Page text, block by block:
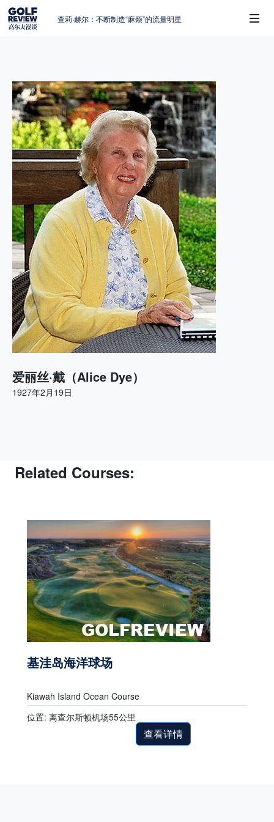
查莉·赫尔：不断制造“麻烦”的流量明星
AIG英国女子公开赛，一场大满贯的50年
蜕变
避暑北海道：原始森林中挥杆，美食与清
风作伴
爱丽丝·戴（Alice Dye）
1927年2月19日
Related Courses:
基洼岛海洋球场
Kiawah Island Ocean Course
位置: 离查尔斯顿机场55公里
查看详情